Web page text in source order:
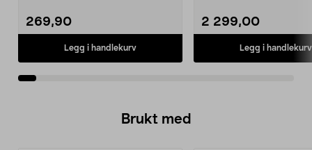
269,90
Legg i handlekurv
2 299,00
Legg i handlekurv
Brukt med